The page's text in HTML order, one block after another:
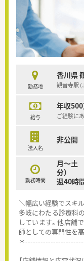
勤務地
香川県
観音寺駅
給与
年収
ご経験に
法人名
非公開
勤務時間
月～土
分）
週40時
＼幅広い経験でスキ
多岐にわたる診療科
しています。他店舗
師としての専門性を
＊